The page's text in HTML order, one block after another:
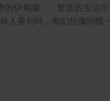
伊甸園」。繁囂的生活中
人看到時，都幻想像蝴蝶